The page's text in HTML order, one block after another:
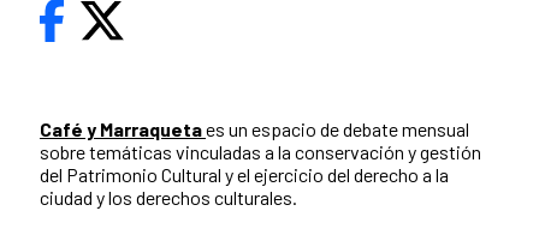
Café y Marraquetaes un espacio de debate mensual
sobre temáticas vinculadas a la conservación y gestión
del Patrimonio Cultural y el ejercicio del derecho a la
ciudad y los derechos culturales.